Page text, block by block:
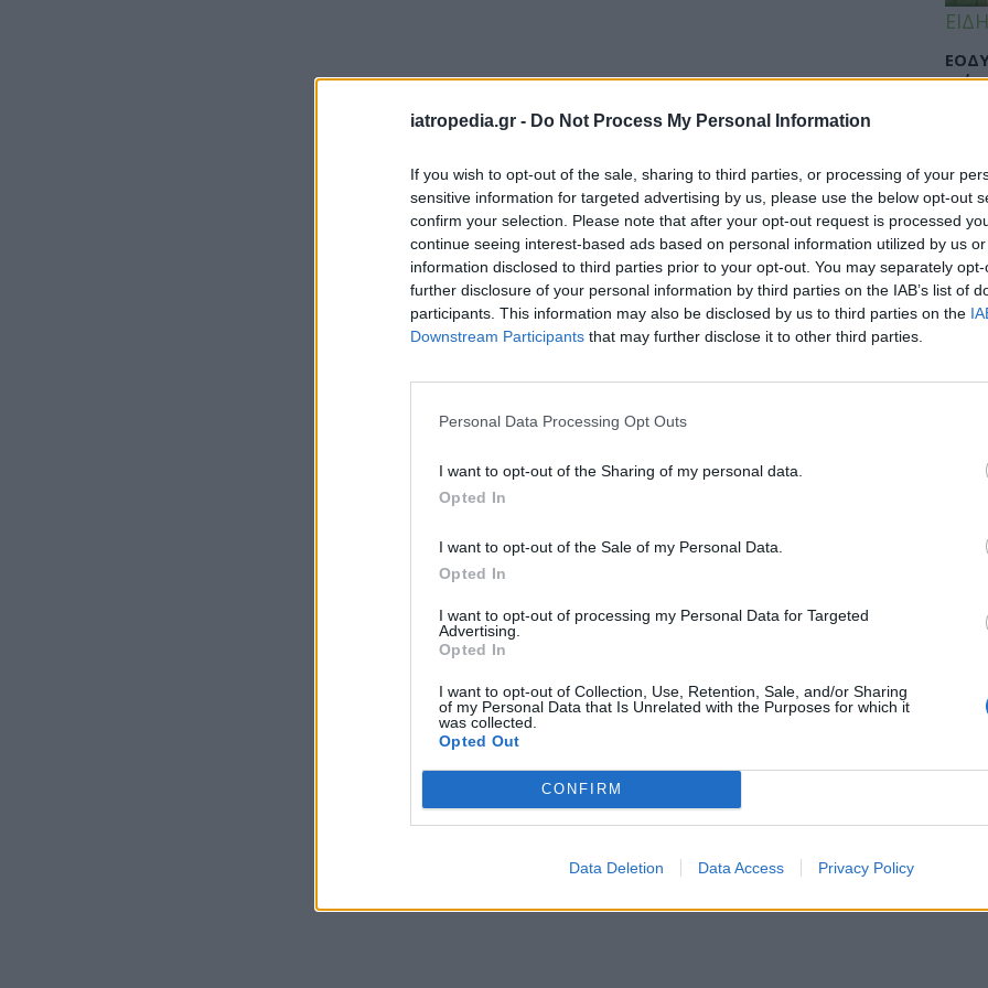
iatropedia.gr - Do Not Process My Personal Information
If you wish to opt-out of the sale, sharing to third parties, or processing of your
sensitive information for targeted advertising by us, please use the below opt-out
confirm your selection. Please note that after your opt-out request is processed
continue seeing interest-based ads based on personal information utilized by us
information disclosed to third parties prior to your opt-out. You may separately
further disclosure of your personal information by third parties on the IAB’s list of
participants. This information may also be disclosed by us to third parties on the
Downstream Participants that may further disclose it to other third parties.
Personal Data Processing Opt Outs
I want to opt-out of the Sharing of my personal data.
Opted In
I want to opt-out of the Sale of my Personal Data.
Opted In
I want to opt-out of processing my Personal Data for Targeted
Advertising.
Opted In
I want to opt-out of Collection, Use, Retention, Sale, and/or Sharing
of my Personal Data that Is Unrelated with the Purposes for which it
was collected.
Opted Out
CONFIRM
Data Deletion Data Access Privacy Policy
5